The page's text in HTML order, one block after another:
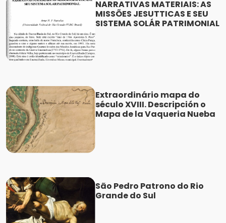
NARRATIVAS MATERIAIS: AS
MISSÕES JESUTTICAS E SEU
SISTEMA SOLÁR PATRIMONIAL
Extraordinário mapa do
século XVIII. Descripción o
Mapa de la Vaqueria Nueba
São Pedro Patrono do Rio
Grande do Sul